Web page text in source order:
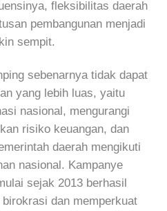
fleksibilitas daerah
pembangunan menjadi
sempit.
sebenarnya tidak dapat
yang lebih luas, yaitu
nasional, mengurangi
risiko keuangan, dan
daerah mengikuti
nasional. Kampanye
sejak 2013 berhasil
dan memperkuat